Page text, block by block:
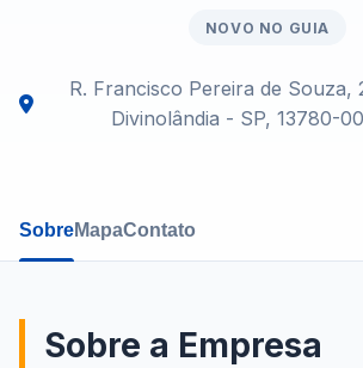
NOVO NO GUIA
R. Francisco Pereira de Souza,
Divinolândia - SP, 13780-
SobreMapaContato
Sobre a Empresa